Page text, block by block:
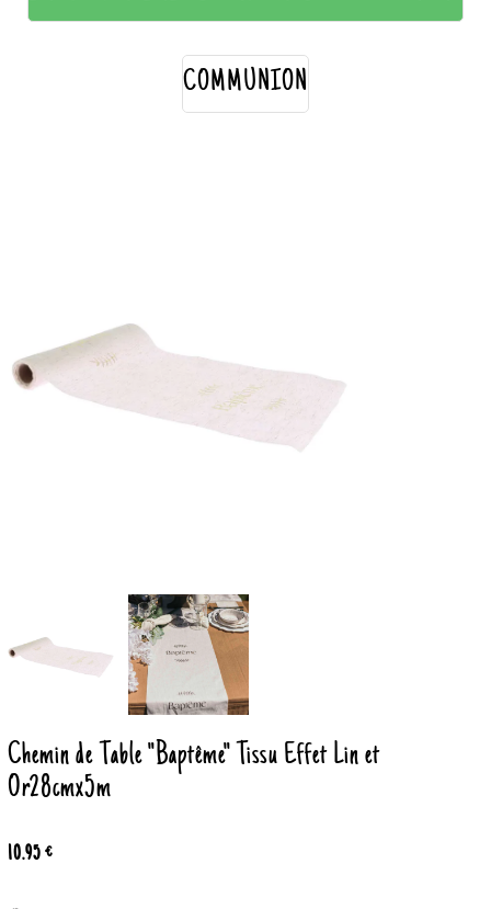
COMMUNION
Chemin de Table "Baptême" Tissu Effet Lin et
Or28cmx5m
10.95 €